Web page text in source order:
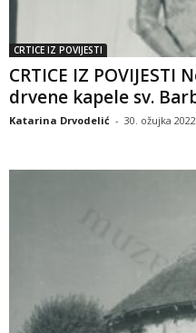
CRTICE IZ POVIJESTI
CRTICE IZ
drvene kapele sv.
Katarina Drvodelić - 30. ožujka 2022